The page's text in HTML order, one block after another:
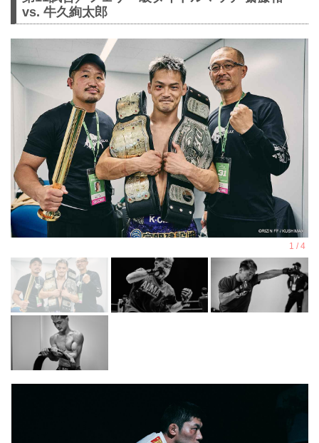
vs. 牛久絢太郎